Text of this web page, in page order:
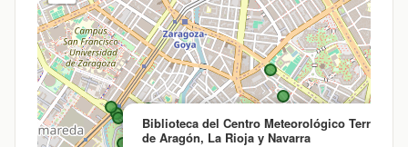
Biblioteca del Centro Meteorológico Territorial
de Aragón, La Rioja y Navarra